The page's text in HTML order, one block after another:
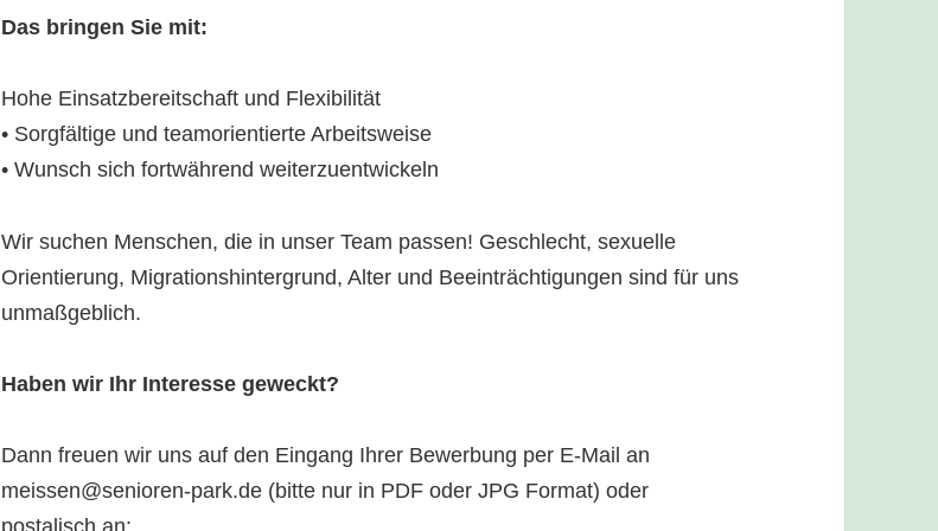
Das bringen Sie mit:
Hohe Einsatzbereitschaft und Flexibilität
• Sorgfältige und teamorientierte Arbeitsweise
• Wunsch sich fortwährend weiterzuentwickeln
Wir suchen Menschen, die in unser Team passen! Geschlecht, sexuelle
Orientierung, Migrationshintergrund, Alter und Beeinträchtigungen sind für uns
unmaßgeblich.
Haben wir Ihr Interesse geweckt?
Dann freuen wir uns auf den Eingang Ihrer Bewerbung per E-Mail an
meissen@senioren-park.de (bitte nur in PDF oder JPG Format) oder